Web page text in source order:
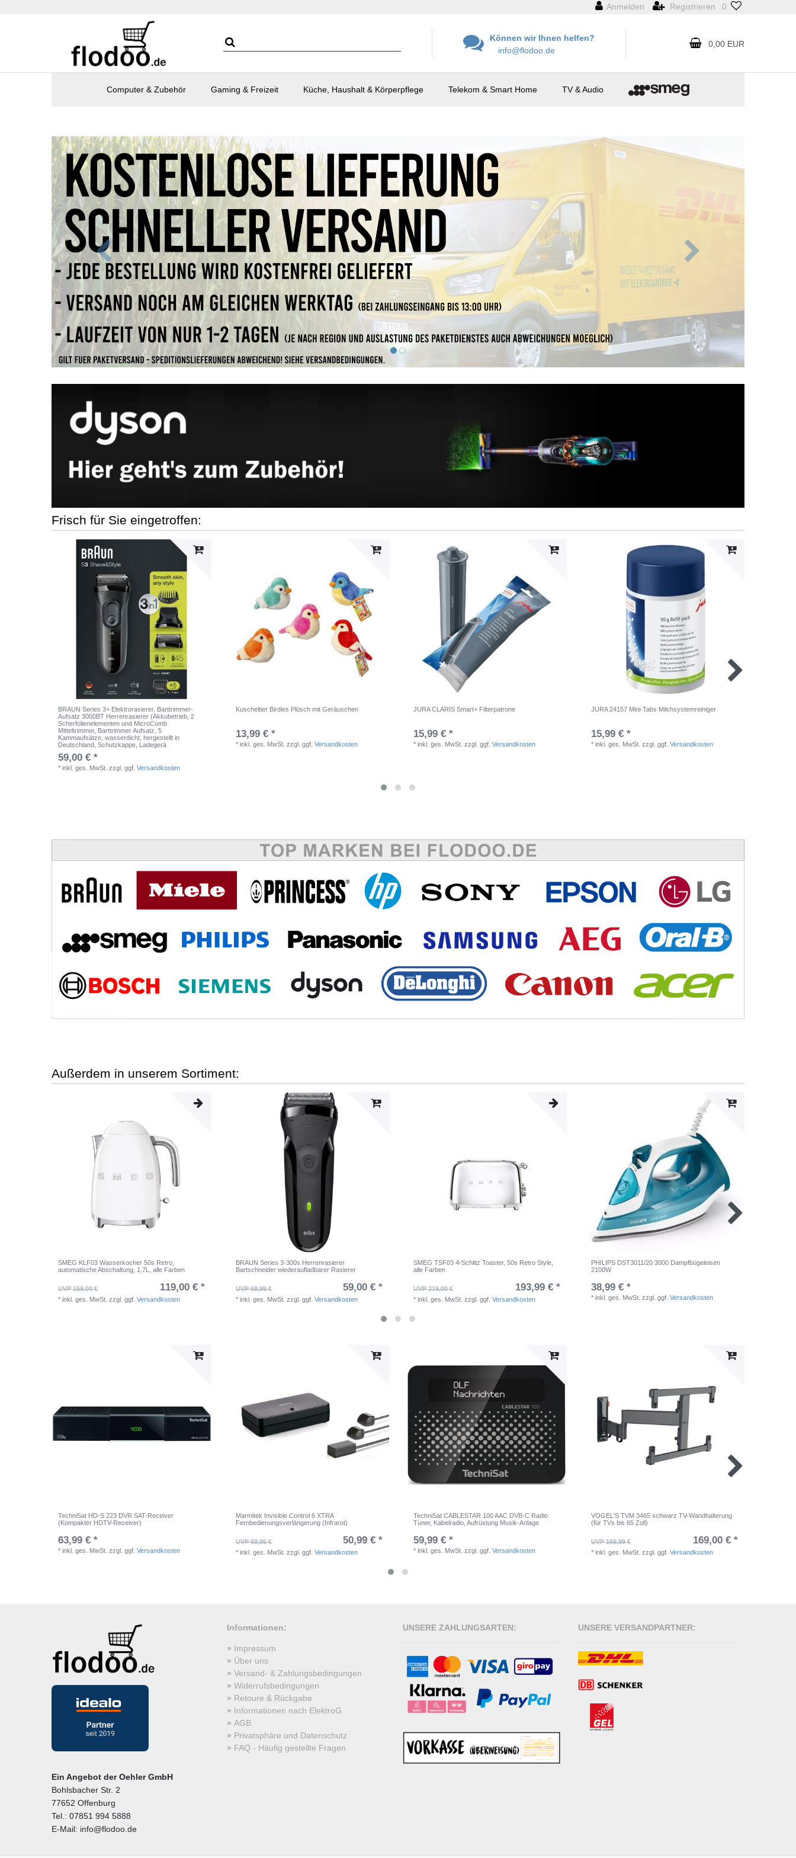
Anmelden Registrieren 0
Können wir Ihnen helfen?
info@flodoo.de
0,00 EUR
Computer & Zubehör Gaming & Freizeit Küche, Haushalt & Körperpflege Telekom & Smart Home TV & Audio
Zurück Nächste
Frisch für Sie eingetroffen:
BRAUN Series 3+ Elektrorasierer, Barttrimmer-
Aufsatz 3000BT Herrenrasierer (Akkubetrieb, 2
Scherfolienelementen und MicroComb
Mitteltrimmer, Barttrimmer Aufsatz, 5
Kammaufsätze, wasserdicht, hergestellt in
Deutschland, Schutzkappe, Ladegerä
59,00 € *
*inkl. ges. MwSt. zzgl. ggf.Versandkosten
Kuscheltier Birdies Plüsch mit Geräuschen
13,99 € *
*inkl. ges. MwSt. zzgl. ggf.Versandkosten
JURA CLARIS Smart+ Filterpatrone
15,99 € *
*inkl. ges. MwSt. zzgl. ggf.Versandkosten
JURA 24157 Mini-Tabs Milchsystemreiniger
15,99 € *
*inkl. ges. MwSt. zzgl. ggf.Versandkosten
Außerdem in unserem Sortiment:
SMEG KLF03 Wasserkocher 50s Retro,
automatische Abschaltung, 1,7L, alle Farben
UVP 159,00 € 119,00 € *
*inkl. ges. MwSt. zzgl. ggf.Versandkosten
BRAUN Series 3-300s Herrenrasierer
Bartschneider wiederaufladbarer Rasierer
UVP 69,99 € 59,00 € *
*inkl. ges. MwSt. zzgl. ggf.Versandkosten
SMEG TSF03 4-Schlitz Toaster, 50s Retro Style,
alle Farben
UVP 219,00 € 193,99 € *
*inkl. ges. MwSt. zzgl. ggf.Versandkosten
PHILIPS DST3011/20 3000 Dampfbügeleisen
2100W
38,99 € *
*inkl. ges. MwSt. zzgl. ggf.Versandkosten
TechniSat HD-S 223 DVR SAT-Receiver
(Kompakter HDTV-Receiver)
63,99 € *
*inkl. ges. MwSt. zzgl. ggf.Versandkosten
Marmitek Invisible Control 6 XTRA
Fernbedienungsverlängerung (Infrarot)
UVP 69,95 € 50,99 € *
*inkl. ges. MwSt. zzgl. ggf.Versandkosten
TechniSat CABLESTAR 100 AAC DVB-C Radio
Tuner, Kabelradio, Aufrüstung Musik-Anlage
59,99 € *
*inkl. ges. MwSt. zzgl. ggf.Versandkosten
VOGEL'S TVM 3465 schwarz TV-Wandhalterung
(für TVs bis 65 Zoll)
UVP 169,99 € 169,00 € *
*inkl. ges. MwSt. zzgl. ggf.Versandkosten
Ein Angebot der Oehler GmbH
Bohlsbacher Str. 2
77652 Offenburg
Tel.: 07851 994 5888
E-Mail: info@flodoo.de
Informationen:
Impressum
Über uns
Versand- & Zahlungsbedingungen
Widerrufsbedingungen
Retoure & Rückgabe
Informationen nach ElektroG
AGB
Privatsphäre und Datenschutz
FAQ - Häufig gestellte Fragen
UNSERE ZAHLUNGSARTEN: UNSERE VERSANDPARTNER: